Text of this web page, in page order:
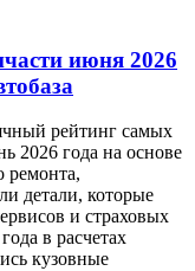
июня 2026
рейтинг самых
2026 года на основе
ремонта,
детали, которые
и страховых
в расчетах
кузовные